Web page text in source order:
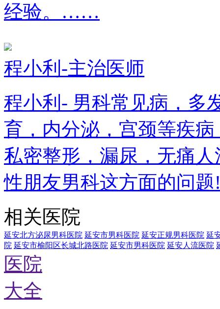
经验。……
程小利-主治医师
程小利- 男科常见病，多
育，内分泌，宫颈等疾
私密整形，漏尿，无痛
性朋友男科这方面的问
相关医院
延安北方泌尿男科医院 延安市男科医院 延安正规男科医院 延
院 延安市榆阳区长城北路医院 延安市男科医院 延安人流医院
医院
大全